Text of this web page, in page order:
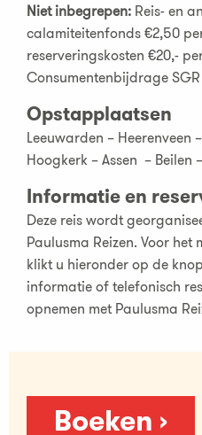
Niet inbegrepen: Reis- en
calamiteitenfonds €2,50
reserveringskosten €20,-
Consumentenbijdrage
Opstapplaatsen
Leeuwarden – Heerenveen
Hoogkerk – Assen – Beilen
Informatie en
Deze reis wordt
Paulusma Reizen. Voor
klikt u hieronder op de knop
informatie of telefonisch
opnemen met Paulusma
Boeken ›